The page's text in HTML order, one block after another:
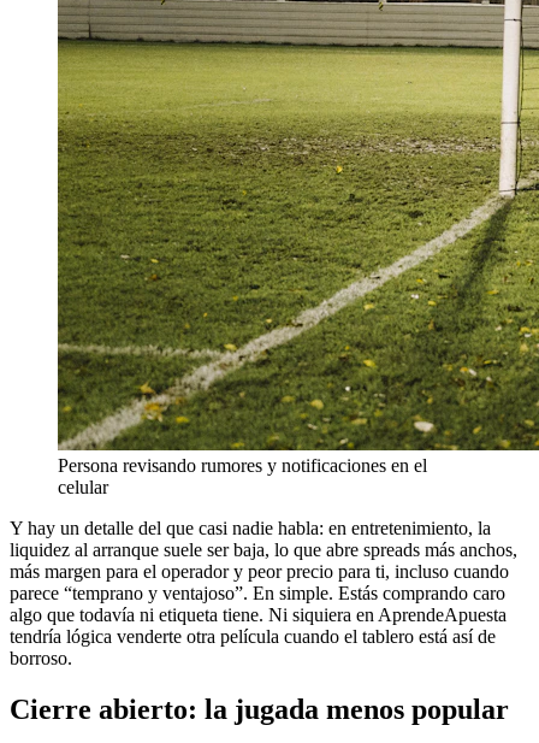
Persona revisando rumores y notificaciones en el
celular
Y hay un detalle del que casi nadie habla: en entretenimiento, la
liquidez al arranque suele ser baja, lo que abre spreads más anchos,
más margen para el operador y peor precio para ti, incluso cuando
parece “temprano y ventajoso”. En simple. Estás comprando caro
algo que todavía ni etiqueta tiene. Ni siquiera en AprendeApuesta
tendría lógica venderte otra película cuando el tablero está así de
borroso.
Cierre abierto: la jugada menos popular